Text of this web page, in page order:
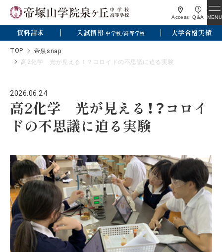
Access Q&A MENU
資料請求 入試情報 中学校/高等学校 大学合格実績
TOP
帝泉snap
高2化学 光が見える！？コロイドの不思議に迫る実験
2026.06.24
高2化学 光が見える！？コロイ
ドの不思議に迫る実験